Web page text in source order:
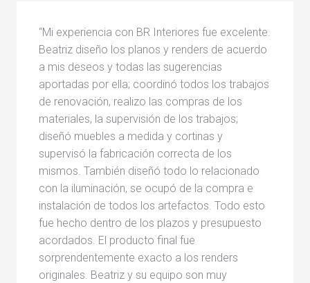
“Mi experiencia con BR Interiores fue excelente.
Beatriz diseño los planos y renders de acuerdo
a mis deseos y todas las sugerencias
aportadas por ella; coordinó todos los trabajos
de renovación, realizo las compras de los
materiales, la supervisión de los trabajos;
diseñó muebles a medida y cortinas y
supervisó la fabricación correcta de los
mismos. También diseñó todo lo relacionado
con la iluminación, se ocupó de la compra e
instalación de todos los artefactos. Todo esto
fue hecho dentro de los plazos y presupuesto
acordados. El producto final fue
sorprendentemente exacto a los renders
originales. Beatriz y su equipo son muy